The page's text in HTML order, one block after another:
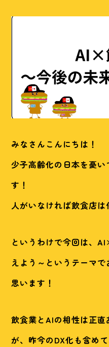
みなさんこんにちは！
少子高齢化の日本を憂
す！
人がいなければ飲食店は
というわけで今回は、
えよう～というテーマ
思います！
飲食業とAIの相性は正
が、昨今のDX化も含め